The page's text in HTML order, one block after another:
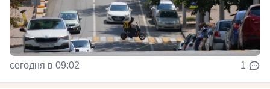
сегодня в 09:02 1